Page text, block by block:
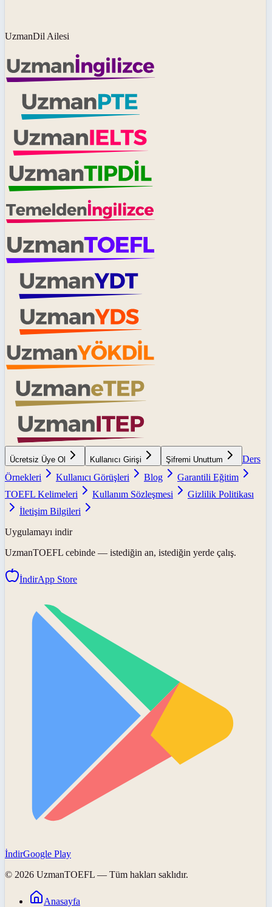
UzmanDil Ailesi
Ücretsiz Üye Ol Kullanıcı Girişi Şifremi Unuttum
Ders
Örnekleri
Kullanıcı Görüşleri Blog
Garantili Eğitim
TOEFL Kelimeleri
Kullanım Sözleşmesi
Gizlilik Politikası
İletişim Bilgileri
Uygulamayı indir
UzmanTOEFL cebinde — istediğin an, istediğin yerde çalış.
İndirApp Store
İndirGoogle Play
© 2026 UzmanTOEFL — Tüm hakları saklıdır.
Anasayfa